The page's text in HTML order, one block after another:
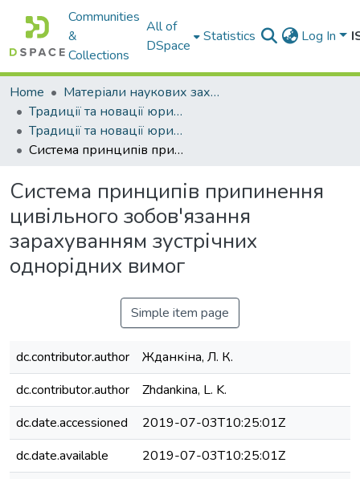
Communities
&
Collections
All of
DSpace
Statistics Log In
Home
Матеріали наукових заходів
Традиції та новації юридичної науки: минуле, сучасність, майбутнє
Традиції та новації юридичної науки: минуле, сучасність, майбутнє. Том 2
Система принципів припинення цивільного зобов'язання зарахуванням зустрічних однорідних вимог
Система принципів припинення
цивільного зобов'язання
зарахуванням зустрічних
однорідних вимог
Simple item page
dc.contributor.author
Жданкіна, Л. К.
dc.contributor.author
Zhdankina, L. K.
dc.date.accessioned
2019-07-03T10:25:01Z
dc.date.available
2019-07-03T10:25:01Z